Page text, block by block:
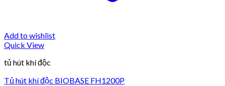
Add to wishlist
Quick View
tủ hút khí độc
Tủ hút khí độc BIOBASE FH1200P